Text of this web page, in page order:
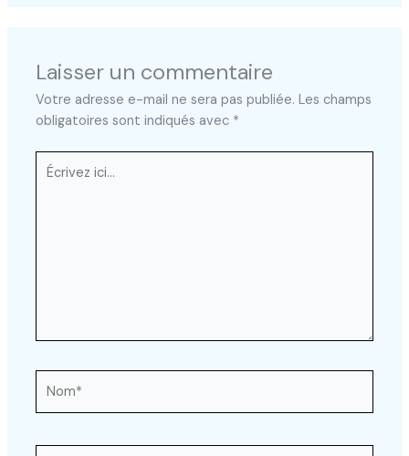
Laisser un commentaire
Votre adresse e-mail ne sera pas publiée. Les champs
obligatoires sont indiqués avec *
Écrivez
ici…